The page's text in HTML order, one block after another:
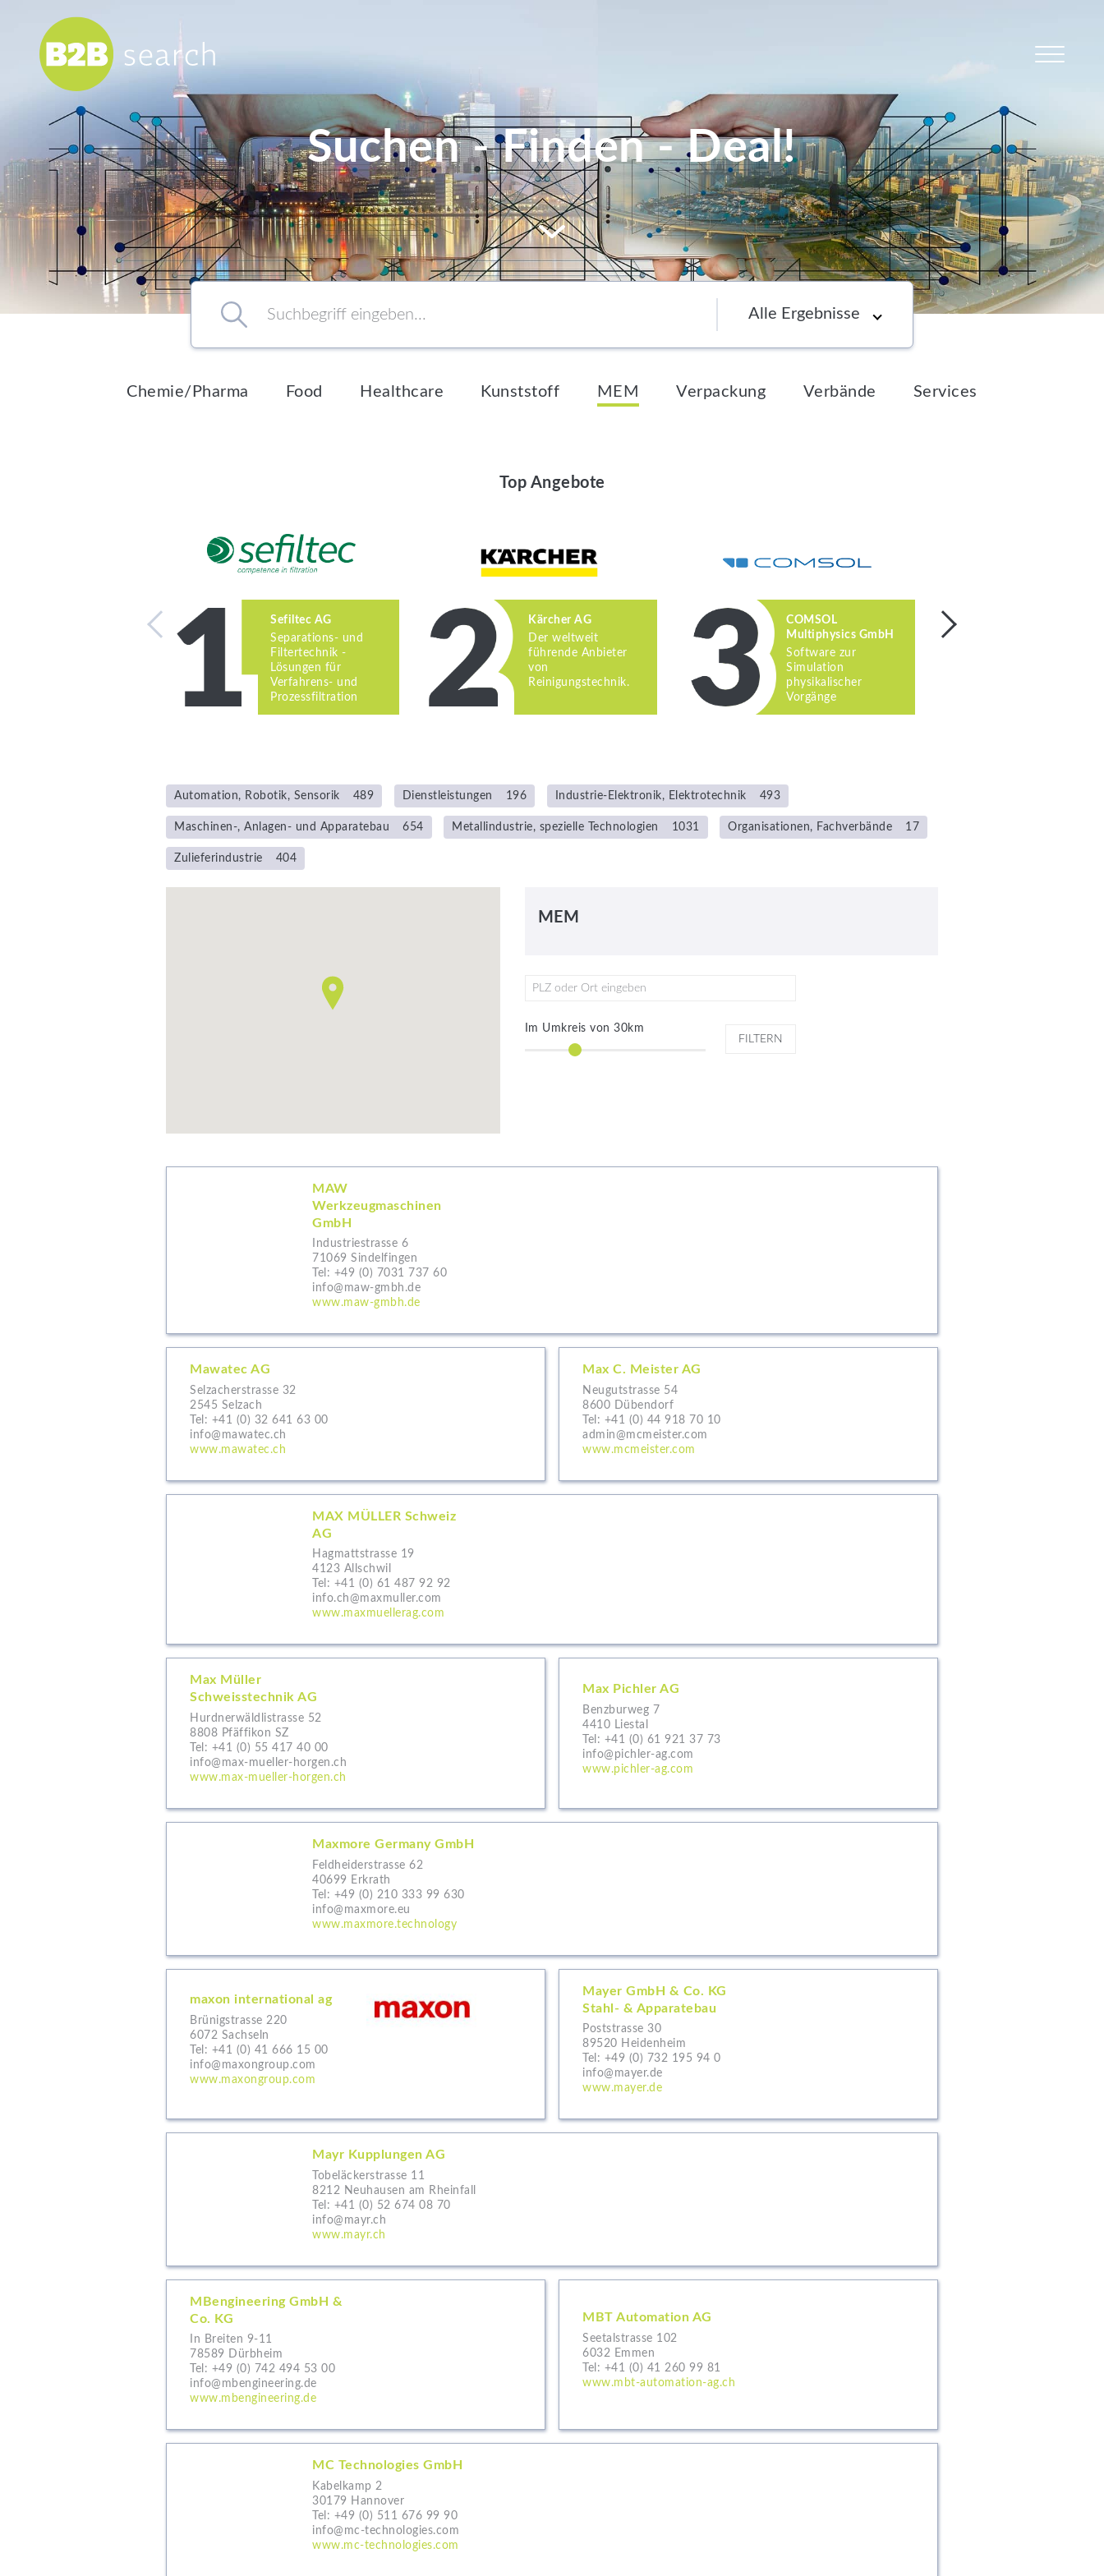
Chemie/Pharma
Food
Healthcare
Kunststoff
MEM
Verpackung
Verbände
Services
Newsletter
Suchen - Finden - Deal!
to content
Suchbegriff eingeben… Choose an option
Chemie/Pharma Food Healthcare Kunststoff MEM Verpackung Verbände Services
Top Angebote
Sefiltec AG
Separations- und
Filtertechnik -
Lösungen für
Verfahrens- und
Prozessfiltration
Kärcher AG
Der weltweit
führende Anbieter
von
Reinigungstechnik.
COMSOL
Multiphysics GmbH
Software zur
Simulation
physikalischer
Vorgänge
Automation, Robotik, Sensorik 489 Dienstleistungen 196 Industrie-Elektronik, Elektrotechnik 493
Maschinen-, Anlagen- und Apparatebau 654 Metallindustrie, spezielle Technologien 1031 Organisationen, Fachverbände 17
Zulieferindustrie 404
MEM
PLZ oder Ort eingeben
Im Umkreis von 30km
FILTERN
MAW
Werkzeugmaschinen
GmbH
Industriestrasse 6
71069 Sindelfingen
Tel: +49 (0) 7031 737 60
info@maw-gmbh.de
www.maw-gmbh.de
Mawatec AG
Selzacherstrasse 32
2545 Selzach
Tel: +41 (0) 32 641 63 00
info@mawatec.ch
www.mawatec.ch
Max C. Meister AG
Neugutstrasse 54
8600 Dübendorf
Tel: +41 (0) 44 918 70 10
admin@mcmeister.com
www.mcmeister.com
MAX MÜLLER Schweiz
AG
Hagmattstrasse 19
4123 Allschwil
Tel: +41 (0) 61 487 92 92
info.ch@maxmuller.com
www.maxmuellerag.com
Max Müller
Schweisstechnik AG
Hurdnerwäldlistrasse 52
8808 Pfäffikon SZ
Tel: +41 (0) 55 417 40 00
info@max-mueller-horgen.ch
www.max-mueller-horgen.ch
Max Pichler AG
Benzburweg 7
4410 Liestal
Tel: +41 (0) 61 921 37 73
info@pichler-ag.com
www.pichler-ag.com
Maxmore Germany GmbH
Feldheiderstrasse 62
40699 Erkrath
Tel: +49 (0) 210 333 99 630
info@maxmore.eu
www.maxmore.technology
maxon international ag
Brünigstrasse 220
6072 Sachseln
Tel: +41 (0) 41 666 15 00
info@maxongroup.com
www.maxongroup.com
Mayer GmbH & Co. KG
Stahl- & Apparatebau
Poststrasse 30
89520 Heidenheim
Tel: +49 (0) 732 195 94 0
info@mayer.de
www.mayer.de
Mayr Kupplungen AG
Tobeläckerstrasse 11
8212 Neuhausen am Rheinfall
Tel: +41 (0) 52 674 08 70
info@mayr.ch
www.mayr.ch
MBengineering GmbH &
Co. KG
In Breiten 9-11
78589 Dürbheim
Tel: +49 (0) 742 494 53 00
info@mbengineering.de
www.mbengineering.de
MBT Automation AG
Seetalstrasse 102
6032 Emmen
Tel: +41 (0) 41 260 99 81
www.mbt-automation-ag.ch
MC Technologies GmbH
Kabelkamp 2
30179 Hannover
Tel: +49 (0) 511 676 99 90
info@mc-technologies.com
www.mc-technologies.com